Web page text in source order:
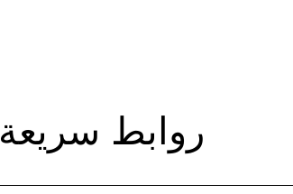
روابط سريعة